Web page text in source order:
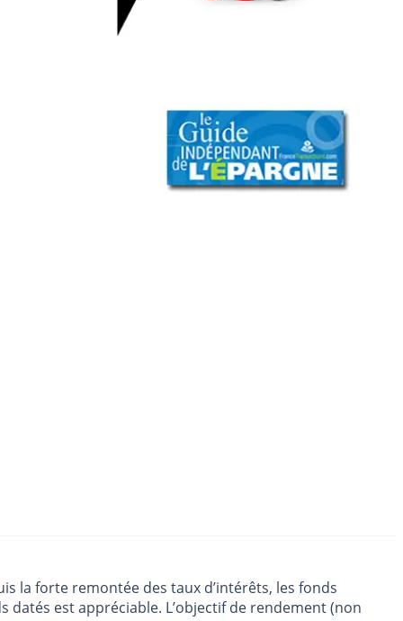
la forte remontée des taux d’intérêts, les fonds
est appréciable. L’objectif de rendement (non